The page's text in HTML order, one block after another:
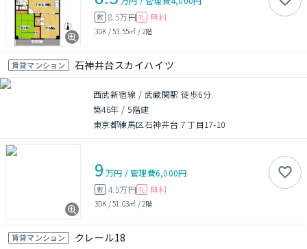
敷 8.5万円 礼 無料
3DK /53.55㎡ / 2階
賃貸マンション 石神井台スカイハイツ
西武新宿線 / 武蔵関駅 徒歩6分
築46年 /5階建
東京都練馬区石神井台７丁目17-10
9 万円 /管理費6,000円
敷 4.5万円 礼 無料
3DK /51.03㎡ / 2階
賃貸マンション クレール18